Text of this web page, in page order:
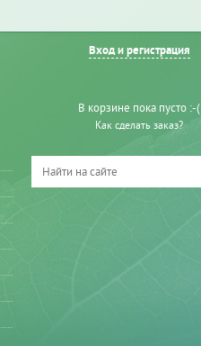
Вход и регистрация
В корзине пока пусто :-(
Как сделать заказ?